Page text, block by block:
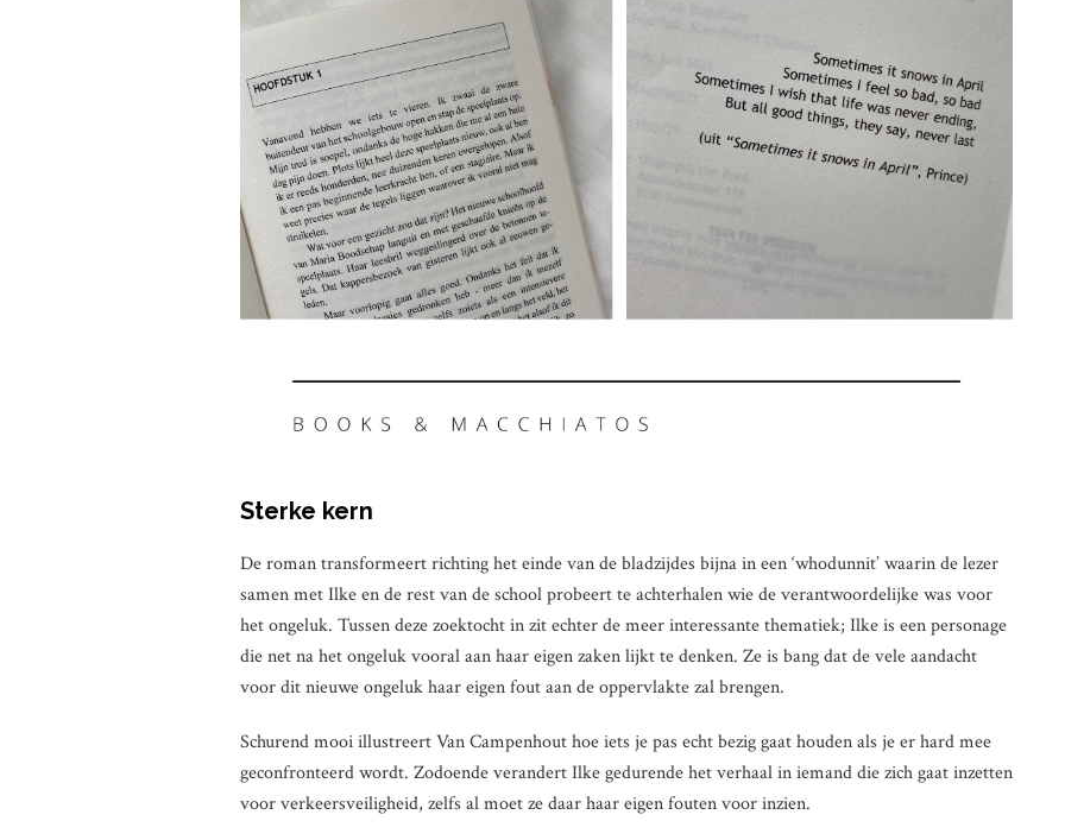
Sterke kern
De roman transformeert richting het einde van de bladzijdes bijna in een ‘whodunnit’ waarin de lezer
samen met Ilke en de rest van de school probeert te achterhalen wie de verantwoordelijke was voor
het ongeluk. Tussen deze zoektocht in zit echter de meer interessante thematiek; Ilke is een personage
die net na het ongeluk vooral aan haar eigen zaken lijkt te denken. Ze is bang dat de vele aandacht
voor dit nieuwe ongeluk haar eigen fout aan de oppervlakte zal brengen.
Schurend mooi illustreert Van Campenhout hoe iets je pas echt bezig gaat houden als je er hard mee
geconfronteerd wordt. Zodoende verandert Ilke gedurende het verhaal in iemand die zich gaat inzetten
voor verkeersveiligheid, zelfs al moet ze daar haar eigen fouten voor inzien.